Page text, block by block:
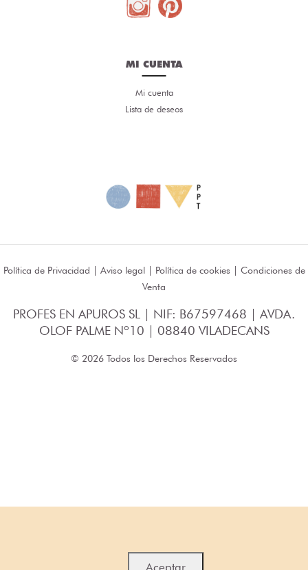
MI CUENTA
Mi cuenta
Lista de deseos
Política de Privacidad | Aviso legal| Política de cookies | Condiciones de
Venta
PROFES EN APUROS SL | NIF: B67597468 | AVDA.
OLOF PALME Nº10 | 08840 VILADECANS
© 2026 Todos los Derechos Reservados
Aceptar